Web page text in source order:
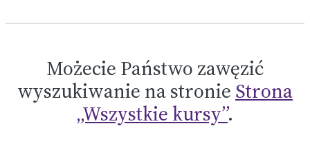
Możecie Państwo zawęzić
wyszukiwanie na stronie Strona
„Wszystkie kursy”.